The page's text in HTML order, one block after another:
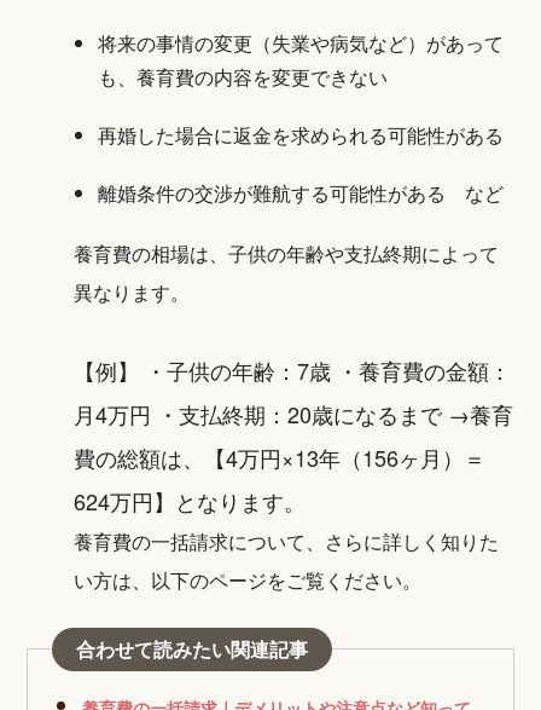
将来の事情の変更（失業や病気など）があって
も、養育費の内容を変更できない
再婚した場合に返金を求められる可能性がある
離婚条件の交渉が難航する可能性がある など
養育費の相場は、子供の年齢や支払終期によって
異なります。
【例】 ・子供の年齢：7歳 ・養育費の金額：
月4万円 ・支払終期：20歳になるまで →養育
費の総額は、【4万円×13年（156ヶ月）＝
624万円】となります。
養育費の一括請求について、さらに詳しく知りた
い方は、以下のページをご覧ください。
合わせて読みたい関連記事